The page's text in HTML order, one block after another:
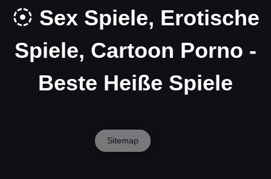
Sex Spiele, Erotische
Spiele, Cartoon Porno -
Beste Heiße Spiele
Sitemap